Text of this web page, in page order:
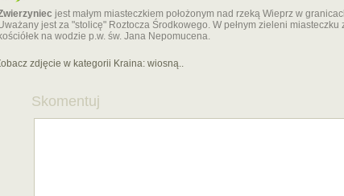
jest małym miasteczkiem położonym nad rzeką Wieprz w
jest za "stolicę" Roztocza Środkowego. W pełnym zieleni miasteczku
na wodzie p.w. św. Jana Nepomucena.
zdjęcie w kategorii Kraina: wiosną..
Skomentuj